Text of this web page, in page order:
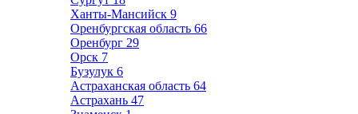
Ханты-Мансийск 9
Оренбургская область 66
Оренбург 29
Орск 7
Бузулук 6
Астраханская область 64
Астрахань 47